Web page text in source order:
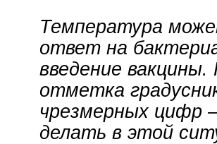
Температура
ответ на
введение
отметка
чрезмерных цифр
делать в этой